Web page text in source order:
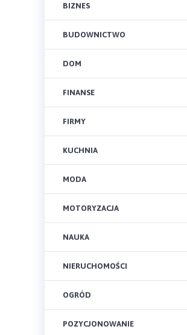
BIZNES
BUDOWNICTWO
DOM
FINANSE
FIRMY
KUCHNIA
MODA
MOTORYZACJA
NAUKA
NIERUCHOMOŚCI
OGRÓD
POZYCJONOWANIE